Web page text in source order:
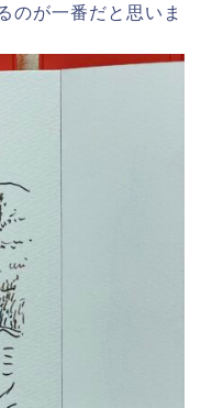
のが一番だと思いま